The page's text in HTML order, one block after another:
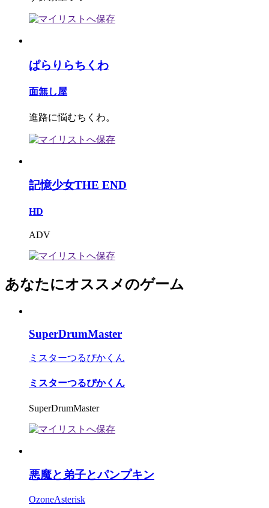
ぱらりらちくわ
面無し屋
進路に悩むちくわ。
記憶少女THE END
HD
ADV
あなたにオススメのゲーム
SuperDrumMaster
ミスターつるぴかくん
ミスターつるぴかくん
SuperDrumMaster
悪魔と弟子とパンプキン
OzoneAsterisk